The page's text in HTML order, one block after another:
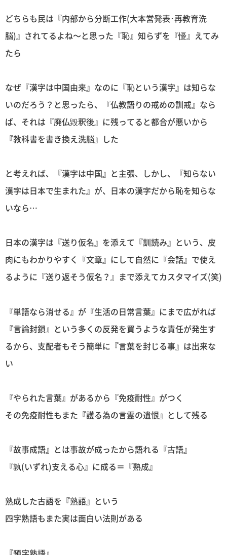
どちらも民は『内部から分断工作(大本営発表･再教育洗
脳)』されてるよね〜と思った『恥』知らずを『懮』えてみ
たら
なぜ『漢字は中国由来』なのに『恥という漢字』は知らな
いのだろう？と思ったら、『仏教語りの戒めの訓戒』なら
ば、それは『廃仏毀釈後』に残ってると都合が悪いから
『教科書を書き換え洗脳』した
と考えれば、『漢字は中国』と主張、しかし、『知らない
漢字は日本で生まれた』が、日本の漢字だから恥を知らな
いなら…
日本の漢字は『送り仮名』を添えて『訓読み』という、皮
肉にもわかりやすく『文章』にして自然に『会話』で使え
るように『送り返そう仮名？』まで添えてカスタマイズ(笑)
『単語なら消せる』が『生活の日常言葉』にまで広がれば
『言論封鎖』という多くの反発を買うような責任が発生す
るから、支配者もそう簡単に『言葉を封じる事』は出来な
い
『やられた言葉』があるから『免疫耐性』がつく
その免疫耐性もまた『護る為の言霊の遺恨』として残る
『故事成語』とは事故が成ったから語れる『古語』
『孰(いずれ)支える心』に成る＝『熟成』
熟成した古語を『熟語』という
四字熟語もまた実は面白い法則がある